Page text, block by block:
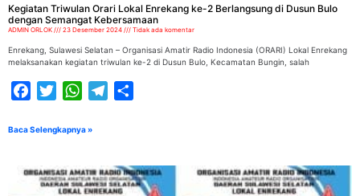
Kegiatan Triwulan Orari Lokal Enrekang ke-2 Berlangsung di Dusun Bulo
dengan Semangat Kebersamaan
ADMIN ORLOK 23 Desember 2024 Tidak ada komentar
Enrekang, Sulawesi Selatan – Organisasi Amatir Radio Indonesia (ORARI) Lokal Enrekang
melaksanakan kegiatan triwulan ke-2 di Dusun Bulo, Kecamatan Bungin, salah
FacebookTwitterWhatsAppTelegram
Baca Selengkapnya »